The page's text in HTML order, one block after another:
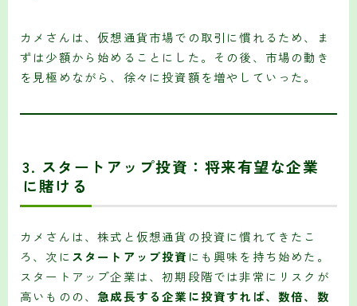
カメさんは、仮想通貨市場での取引に慣れるため、ま
ずは少額から始めることにした。その後、市場の動き
を見極めながら、徐々に投資額を増やしていった。
3. スタートアップ投資：将来有望な企業
に賭ける
カメさんは、株式と仮想通貨の投資に慣れてきたこ
ろ、次にスタートアップ投資 にも興味を持ち始めた。
スタートアップ企業は、初期段階では非常にリスクが
高いものの、 急成長する企業に投資すれば、数倍、数